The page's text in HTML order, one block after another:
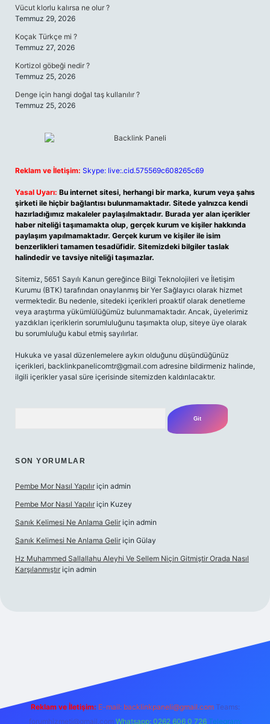
Vücut klorlu kalırsa ne olur ?
Temmuz 29, 2026
Koçak Türkçe mi ?
Temmuz 27, 2026
Kortizol göbeği nedir ?
Temmuz 25, 2026
Denge için hangi doğal taş kullanılır ?
Temmuz 25, 2026
Reklam ve İletişim: Skype: live:.cid.575569c608265c69
Yasal Uyarı: Bu internet sitesi, herhangi bir marka, kurum veya şahıs
şirketi ile hiçbir bağlantısı bulunmamaktadır. Sitede yalnızca kendi
hazırladığımız makaleler paylaşılmaktadır. Burada yer alan içerikler
haber niteliği taşımamakta olup, gerçek kurum ve kişiler hakkında
paylaşım yapılmamaktadır. Gerçek kurum ve kişiler ile isim
benzerlikleri tamamen tesadüfidir. Sitemizdeki bilgiler taslak
halindedir ve tavsiye niteliği taşımazlar.
Sitemiz, 5651 Sayılı Kanun gereğince Bilgi Teknolojileri ve İletişim
Kurumu (BTK) tarafından onaylanmış bir Yer Sağlayıcı olarak hizmet
vermektedir. Bu nedenle, sitedeki içerikleri proaktif olarak denetleme
veya araştırma yükümlülüğümüz bulunmamaktadır. Ancak, üyelerimiz
yazdıkları içeriklerin sorumluluğunu taşımakta olup, siteye üye olarak
bu sorumluluğu kabul etmiş sayılırlar.
Hukuka ve yasal düzenlemelere aykırı olduğunu düşündüğünüz
içerikleri, backlinkpanelicomtr@gmail.com adresine bildirmeniz halinde,
ilgili içerikler yasal süre içerisinde sitemizden kaldırılacaktır.
SON YORUMLAR
Pembe Mor Nasıl Yapılır için admin
Pembe Mor Nasıl Yapılır için Kuzey
Sanık Kelimesi Ne Anlama Gelir için admin
Sanık Kelimesi Ne Anlama Gelir için Gülay
Hz Muhammed Sallallahu Aleyhi Ve Sellem Niçin Gitmiştir Orada Nasıl
Karşılanmıştır için admin
Reklam ve İletişim: E-mail: backlinkpaneli@gmail.com Teams:
forumhizmeti@gmail.com Whatsapp: 0262 606 0 726 Telegram: